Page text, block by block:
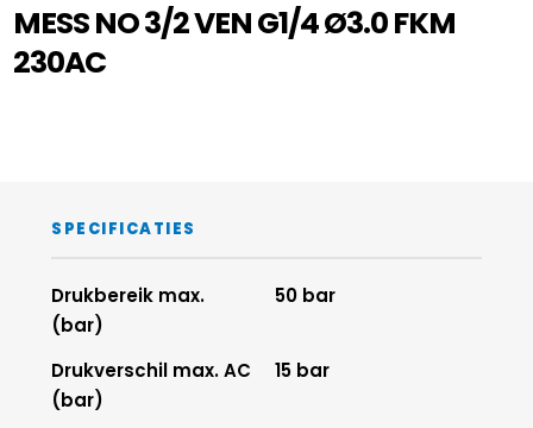
MESS NO 3/2 VEN G1/4 Ø3.0 FKM
230AC
SPECIFICATIES
Drukbereik max.
(bar)
50 bar
Drukverschil max. AC
(bar)
15 bar